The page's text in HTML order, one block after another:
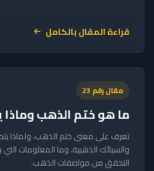
قراءة المقال بالكامل
مقال رقم 23
ما هو ختم الذهب وماذا
تعرف على معنى ختم الذهب، ولماذا
والسبائك الذهبية، وما المعلومات
التحقق من مواصفات الذهب.